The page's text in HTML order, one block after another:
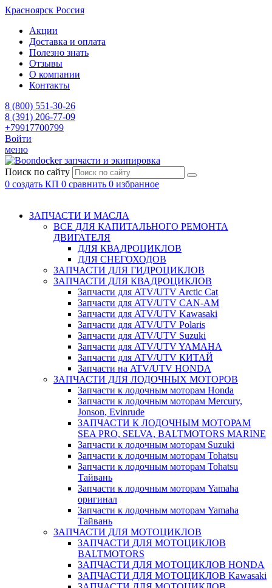
Красноярск Россия
Акции
Доставка и оплата
Полезно знать
Отзывы
О компании
Контакты
8 (800) 551-30-26
8 (391) 206-77-09
+79917700799
Войти
меню
запчасти и экипировка
Поиск по сайту
0 создать КП 0 сравнить 0 избранное
ЗАПЧАСТИ И МАСЛА
ВСЕ ДЛЯ КАПИТАЛЬНОГО РЕМОНТА
ДВИГАТЕЛЯ
ДЛЯ КВАДРОЦИКЛОВ
ДЛЯ СНЕГОХОДОВ
ЗАПЧАСТИ ДЛЯ ГИДРОЦИКЛОВ
ЗАПЧАСТИ ДЛЯ КВАДРОЦИКЛОВ
Запчасти для ATV/UTV Arctic Cat
Запчасти для ATV/UTV CAN-AM
Запчасти для ATV/UTV Kawasaki
Запчасти для ATV/UTV Polaris
Запчасти для ATV/UTV Suzuki
Запчасти для ATV/UTV YAMAHA
Запчасти для ATV/UTV КИТАЙ
Запчасти на ATV/UTV HONDA
ЗАПЧАСТИ ДЛЯ ЛОДОЧНЫХ МОТОРОВ
Запчасти к лодочным моторам Honda
Запчасти к лодочным моторам Mercury,
Jonson, Evinrude
ЗАПЧАСТИ К ЛОДОЧНЫМ МОТОРАМ
SEA PRO, SELVA, BALTMOTORS MARINE
Запчасти к лодочным моторам Suzuki
Запчасти к лодочным моторам Tohatsu
Запчасти к лодочным моторам Tohatsu
Тайвань
Запчасти к лодочным моторам Yamaha
оригинал
Запчасти к лодочным моторам Yamaha
Тайвань
ЗАПЧАСТИ ДЛЯ МОТОЦИКЛОВ
ЗАПЧАСТИ ДЛЯ МОТОЦИКЛОВ
BALTMOTORS
ЗАПЧАСТИ ДЛЯ МОТОЦИКЛОВ HONDA
ЗАПЧАСТИ ДЛЯ МОТОЦИКЛОВ Kawasaki